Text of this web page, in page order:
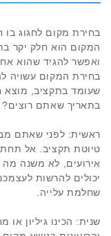
בחירת מקום לחגוג בו
המקום הוא חלק יקר
ואפשר להגיד שהוא
בחירת המקום עשויה
שעומד בתקציב, מוצא
בתאריך שאתם רוצים?
ראשית: לפני שאתם
טיוטת תקציב. אל
אירועים, לא משנה מה
יכולים להרשות
שחלמת עלייה.
שנית: הכינו גיליון